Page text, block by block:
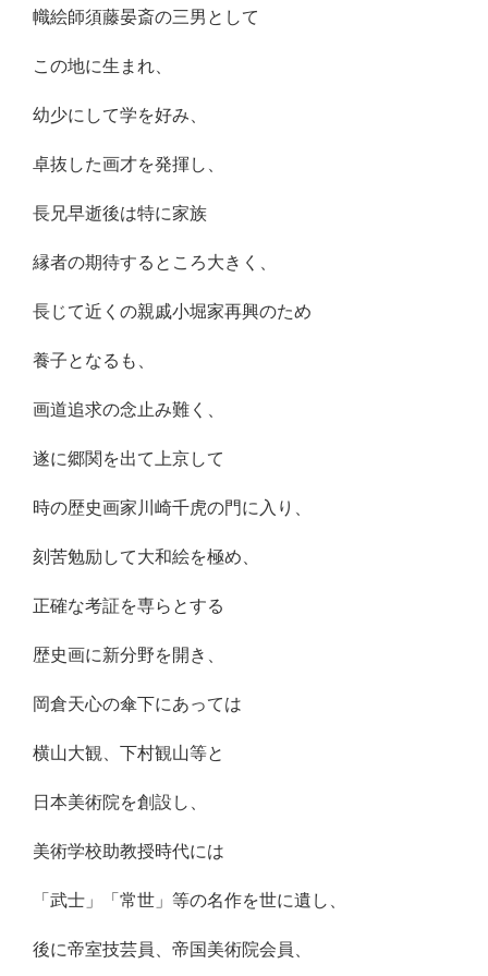
幟絵師須藤晏斎の三男として
この地に生まれ、
幼少にして学を好み、
卓抜した画才を発揮し、
長兄早逝後は特に家族
縁者の期待するところ大きく、
長じて近くの親戚小堀家再興のため
養子となるも、
画道追求の念止み難く、
遂に郷関を出て上京して
時の歴史画家川崎千虎の門に入り、
刻苦勉励して大和絵を極め、
正確な考証を専らとする
歴史画に新分野を開き、
岡倉天心の傘下にあっては
横山大観、下村観山等と
日本美術院を創設し、
美術学校助教授時代には
「武士」「常世」等の名作を世に遺し、
後に帝室技芸員、帝国美術院会員、